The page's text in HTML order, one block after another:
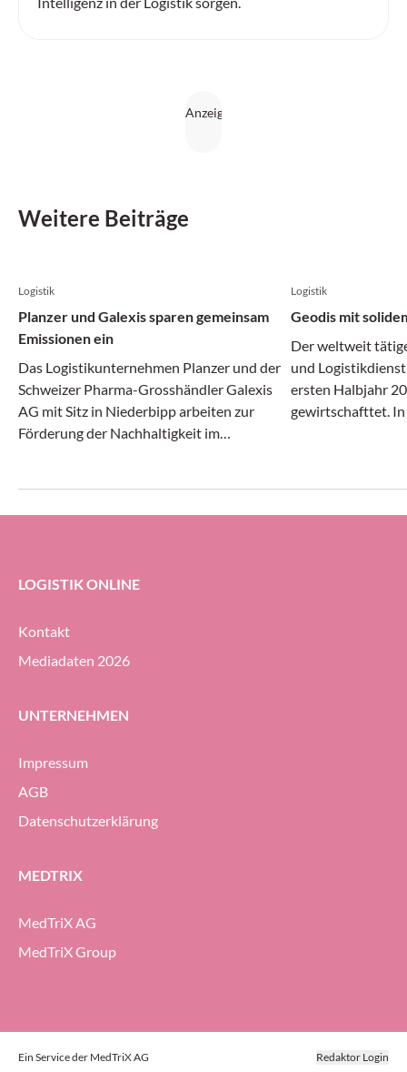
Weitere Beiträge
Logistik
Planzer und Galexis sparen gemeinsam
Emissionen ein
Das Logistikunternehmen Planzer und der
Schweizer Pharma-Grosshändler Galexis
AG mit Sitz in Niederbipp arbeiten zur
Förderung der Nachhaltigkeit im
Logistik
Geodis mit
Der weltweit
und
ersten Halbjahr
gewirtschafttet.
Prozent halten
LOGISTIK ONLINE
Kontakt
Mediadaten 2026
UNTERNEHMEN
Impressum
AGB
Datenschutzerklärung
MEDTRIX
MedTriX AG
MedTriX Group
Ein Service der MedTriX AG Redaktor Login